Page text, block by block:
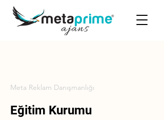
Meta Reklam Danışmanlığı
Eğitim Kurumu